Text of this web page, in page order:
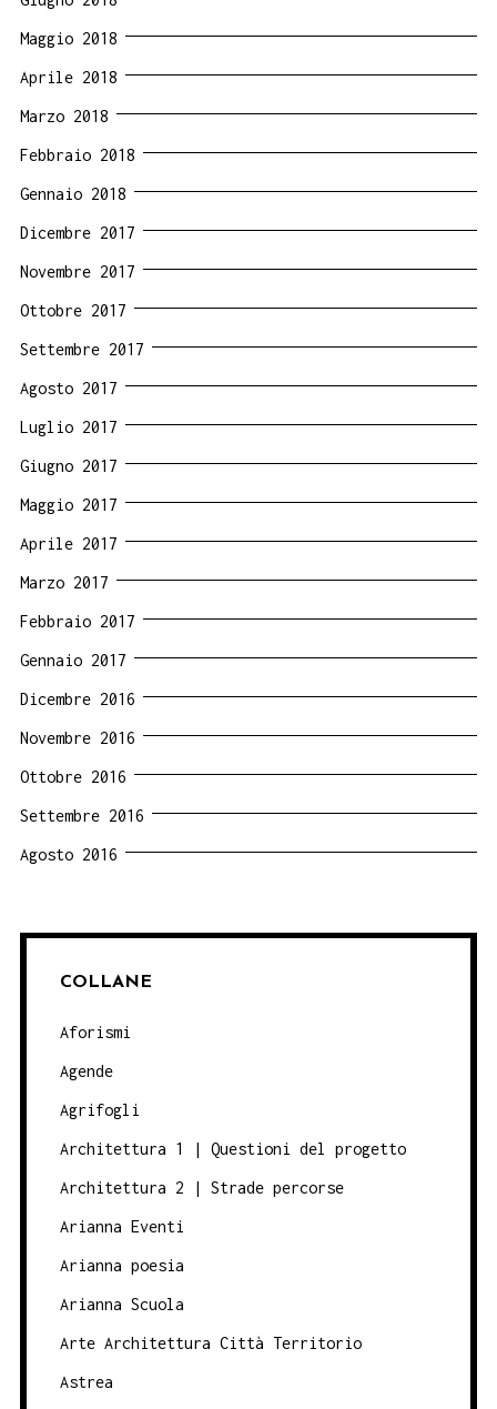
Maggio 2018
Aprile 2018
Marzo 2018
Febbraio 2018
Gennaio 2018
Dicembre 2017
Novembre 2017
Ottobre 2017
Settembre 2017
Agosto 2017
Luglio 2017
Giugno 2017
Maggio 2017
Aprile 2017
Marzo 2017
Febbraio 2017
Gennaio 2017
Dicembre 2016
Novembre 2016
Ottobre 2016
Settembre 2016
Agosto 2016
COLLANE
Aforismi
Agende
Agrifogli
Architettura 1 | Questioni del progetto
Architettura 2 | Strade percorse
Arianna Eventi
Arianna poesia
Arianna Scuola
Arte Architettura Città Territorio
Astrea